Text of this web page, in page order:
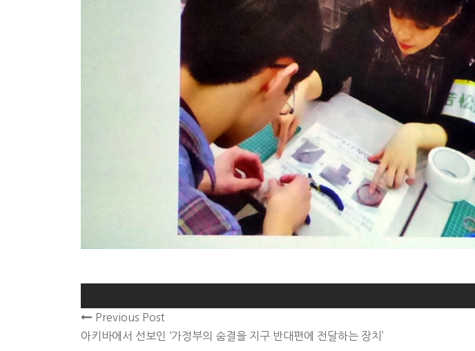
Previous Post
아키바에서 선보인 ‘가정부의 숨결을 지구 반대편에 전달하는 장치’